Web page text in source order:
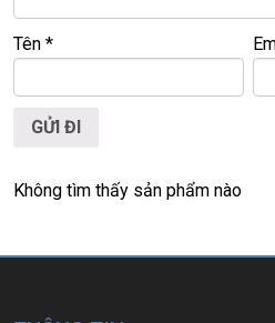
🌐Website: https://
i Laptop Tri ề
cam kết chính
Tên *
Không tìm thấy sản phẩm nào